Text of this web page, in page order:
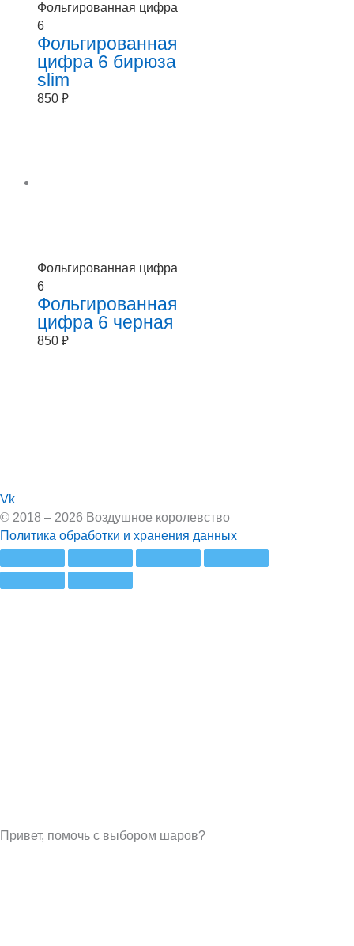
Фольгированная цифра
6
Фольгированная
цифра 6 бирюза
slim
850 ₽
Фольгированная цифра
6
Фольгированная
цифра 6 черная
850 ₽
Vk
© 2018 – 2026 Воздушное королевство
Политика обработки и хранения данных
Привет, помочь с выбором шаров?